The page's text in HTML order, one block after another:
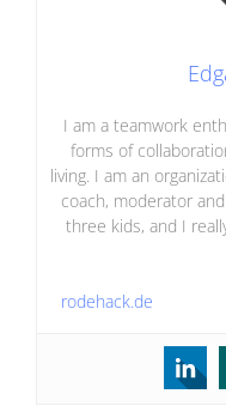
I am a teamwork
forms of
living. I am an
coach, moderator
three kids, and I
rodehack.de